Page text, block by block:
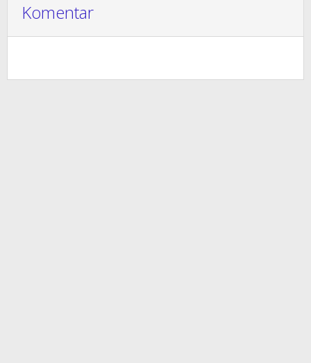
Komentar